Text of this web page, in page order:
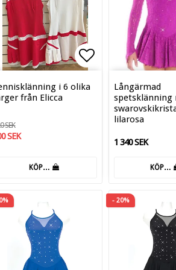
i favoritlistanLägg till i
i 6 olika
från Elicca
SEK
SEK
KÖP…
Långärmad
spetsklänning
lilarosa
1 340 SEK
KÖP…
- 20%